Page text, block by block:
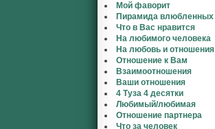
Мой фаворит
Пирамида влюбленных
Что в Вас нравится
На любимого человека
На любовь и отношения
Отношение к Вам
Взаимоотношения
Ваши отношения
4 Туза 4 десятки
Любимый/любимая
Отношение партнера
Что за человек